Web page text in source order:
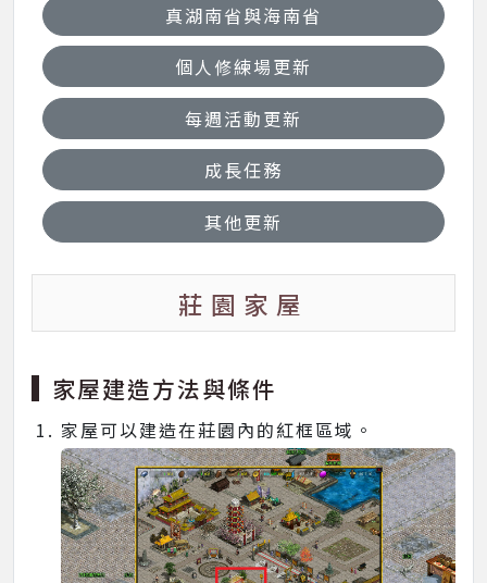
真湖南省與海南省
個人修練場更新
每週活動更新
成長任務
其他更新
莊園家屋
家屋建造方法與條件
家屋可以建造在莊園內的紅框區域。